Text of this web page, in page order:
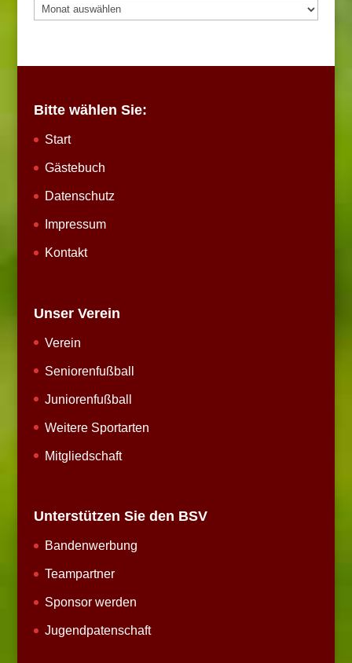
Archiv
Bitte wählen Sie:
Start
Gästebuch
Datenschutz
Impressum
Kontakt
Unser Verein
Verein
Seniorenfußball
Juniorenfußball
Weitere Sportarten
Mitgliedschaft
Unterstützen Sie den BSV
Bandenwerbung
Teampartner
Sponsor werden
Jugendpatenschaft